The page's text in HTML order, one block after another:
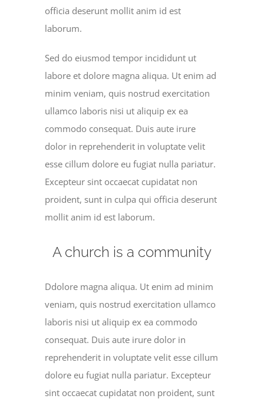
officia deserunt mollit anim id est
laborum.
Sed do eiusmod tempor incididunt ut
labore et dolore magna aliqua. Ut enim ad
minim veniam, quis nostrud exercitation
ullamco laboris nisi ut aliquip ex ea
commodo consequat. Duis aute irure
dolor in reprehenderit in voluptate velit
esse cillum dolore eu fugiat nulla pariatur.
Excepteur sint occaecat cupidatat non
proident, sunt in culpa qui officia deserunt
mollit anim id est laborum.
A church is a community
Ddolore magna aliqua. Ut enim ad minim
veniam, quis nostrud exercitation ullamco
laboris nisi ut aliquip ex ea commodo
consequat. Duis aute irure dolor in
reprehenderit in voluptate velit esse cillum
dolore eu fugiat nulla pariatur. Excepteur
sint occaecat cupidatat non proident, sunt